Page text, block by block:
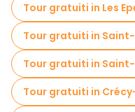
Tour gratuiti in Les
Tour gratuiti in
Tour gratuiti in
Tour gratuiti in